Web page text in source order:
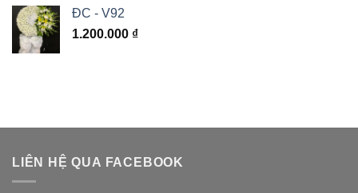
ĐC - V92
1.200.000 ₫
LIÊN HỆ QUA FACEBOOK